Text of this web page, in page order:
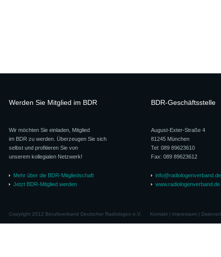
Werden Sie Mitglied im BDR
Wir möchten Sie einladen, Mitglied
im BDR zu werden. Überzeugen Sie sich
selbst und profitieren Sie von
unserem kollegialen Netzwerk!
Mehr über die BDR-Mitgliedschaft
Jetzt BDR-Mitglied werden
BDR-Geschäftsstelle
August-Exter-Straße 4
81245 München
Tel: 089 89623610
Fax: 089 89623612
info@radiologenverband.de
www.radiologenverband.de
Copyright 2012 Berufsverband Deutscher Radiologen e.V. Kontakt| Impressum|